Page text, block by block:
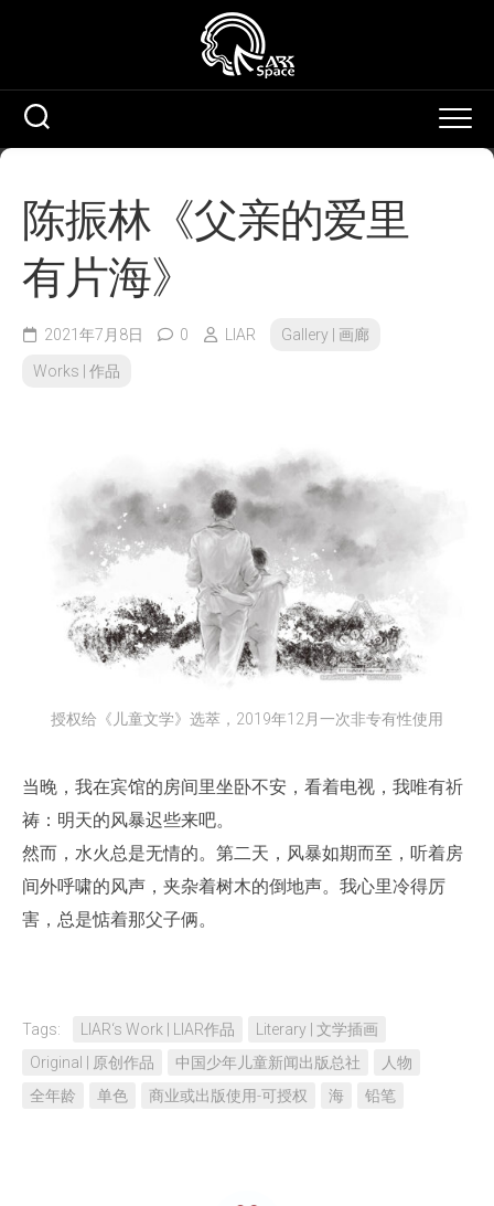
陈振林《父亲的爱里
有片海》
2021年7月8日 0 LIAR Gallery | 画廊
Works | 作品
授权给《儿童文学》选萃，2019年12月一次非专有性使用
当晚，我在宾馆的房间里坐卧不安，看着电视，我唯有祈
祷：明天的风暴迟些来吧。
然而，水火总是无情的。第二天，风暴如期而至，听着房
间外呼啸的风声，夹杂着树木的倒地声。我心里冷得厉
害，总是惦着那父子俩。
Tags: LIAR‘s Work | LIAR作品
Literary | 文学插画
Original | 原创作品
中国少年儿童新闻出版总社
人物
全年龄
单色 商业或出版使用-可授权 海 铅笔